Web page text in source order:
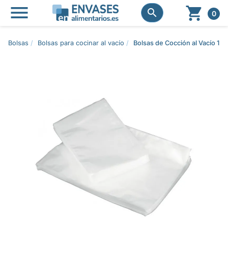
 
  0
Bolsas Bolsas para cocinar al vacío Bolsas de Cocción al Vacío